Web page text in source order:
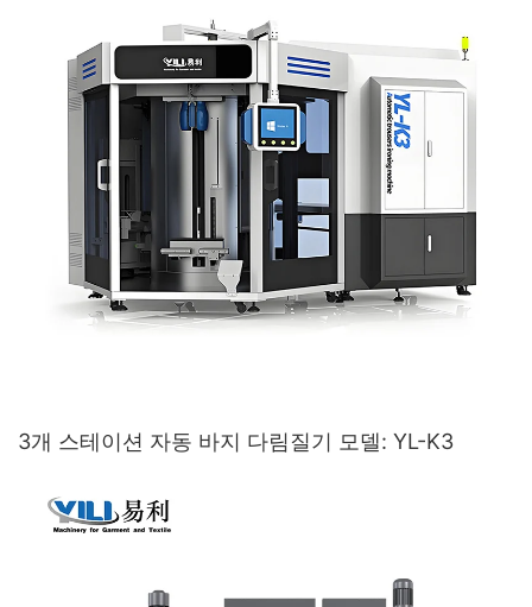
3개 스테이션 자동 바지 다림질기 모델: YL-K3